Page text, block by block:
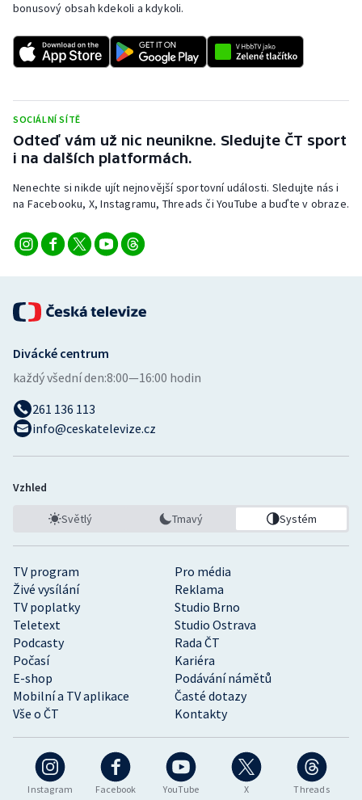
Short track
Sportovní střelba
Triatlon
Veslování
Vodní slalom
Volejbal
Ostatní
bonusový obsah kdekoli a kdykoli.
SOCIÁLNÍ SÍTĚ
Odteď vám už nic neunikne. Sledujte ČT sport
i na dalších platformách.
Nenechte si nikde ujít nejnovější sportovní události. Sledujte nás i
na Facebooku, X, Instagramu, Threads či YouTube a buďte v obraze.
Instagram Facebook YouTube X Threads
TV program
Pro média
Živé vysílání
Reklama
TV poplatky
Studio Brno
Teletext
Studio Ostrava
Podcasty
Rada ČT
Počasí
Kariéra
E-shop
Podávání námětů
Mobilní a TV aplikace
Časté dotazy
Vše o ČT
Kontakty
Divácké centrum
každý všední den:8:00—16:00 hodin
261 136 113
info@ceskatelevize.cz
Vzhled
Světlý Tmavý Systém